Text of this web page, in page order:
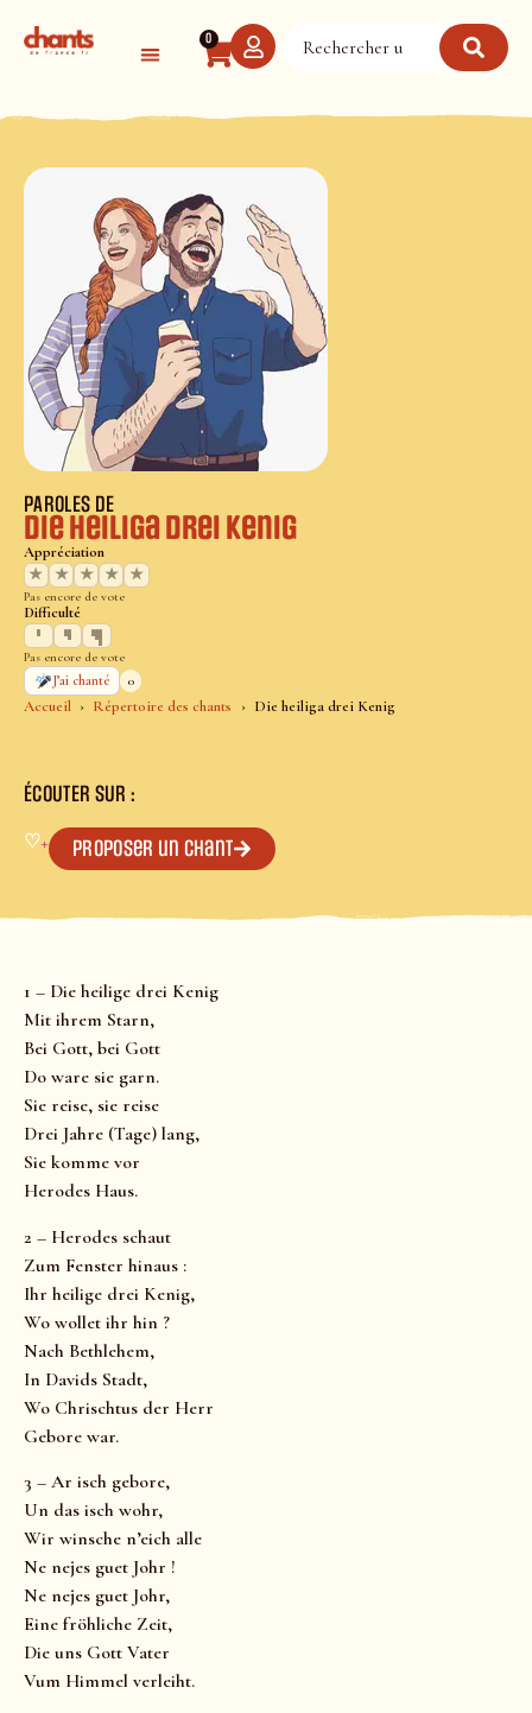
0
Accueil Répertoire des chants Die heiliga drei Kenig
PAROLES DE
Die heiliga drei Kenig
Appréciation
★
★ ★ ★ ★
Pas encore de vote
Difficulté
Pas encore de vote
J’ai chanté
0
ÉCOUTER SUR :
♡+ Proposer un chant
1 – Die heilige drei Kenig
Mit ihrem Starn,
Bei Gott, bei Gott
Do ware sie garn.
Sie reise, sie reise
Drei Jahre (Tage) lang,
Sie komme vor
Herodes Haus.
2 – Herodes schaut
Zum Fenster hinaus :
Ihr heilige drei Kenig,
Wo wollet ihr hin ?
Nach Bethlehem,
In Davids Stadt,
Wo Chrischtus der Herr
Gebore war.
3 – Ar isch gebore,
Un das isch wohr,
Wir winsche n’eich alle
Ne nejes guet Johr !
Ne nejes guet Johr,
Eine fröhliche Zeit,
Die uns Gott Vater
Vum Himmel verleiht.